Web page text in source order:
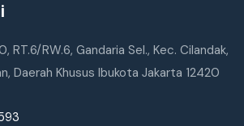
RT.6/RW.6, Gandaria Sel., Kec. Cilandak,
Daerah Khusus Ibukota Jakarta 12420